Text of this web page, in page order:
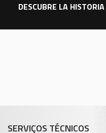
DESCUBRE LA
SERVIÇOS TÉCNICOS